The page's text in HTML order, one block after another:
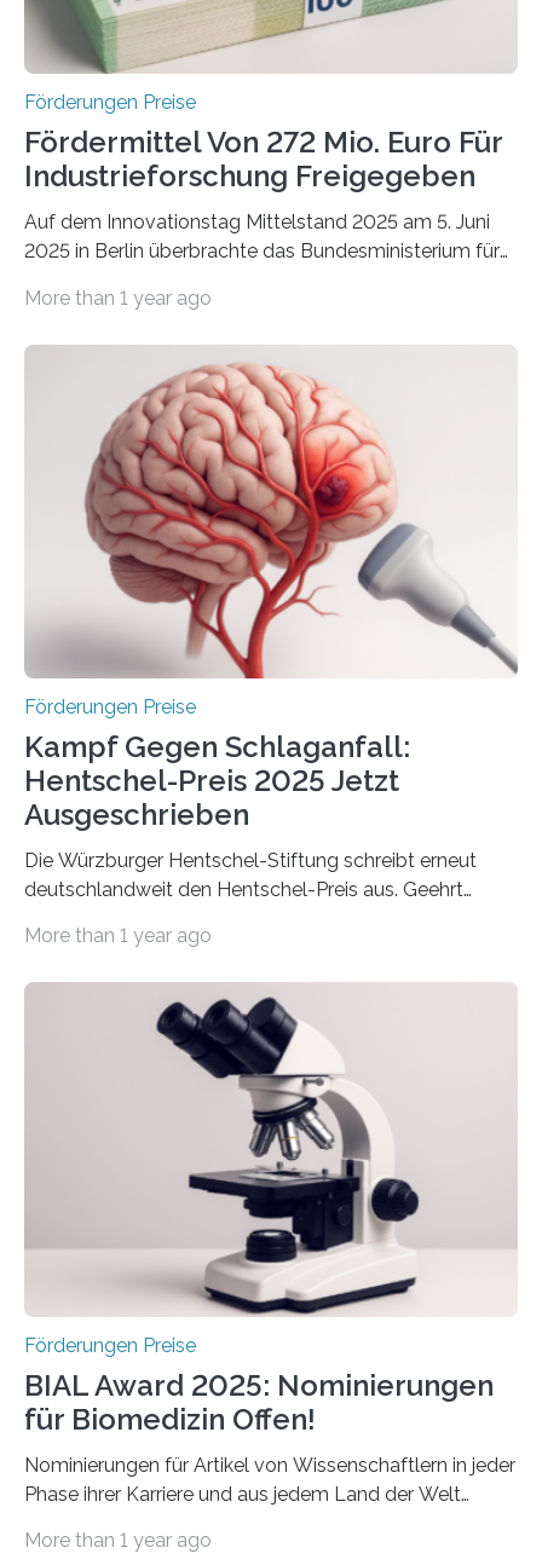
Förderungen Preise
Fördermittel Von 272 Mio. Euro Für
Industrieforschung Freigegeben
Auf dem Innovationstag Mittelstand 2025 am 5. Juni
2025 in Berlin überbrachte das Bundesministerium für
Überplanmäßige Verpflichtungsermächtigungen in
Woche vom Haushaltsausschuss freigegeben – unter
anderem zur Unterstützung der
Industrieforschungsprogramme Industrielle
Gemeinschaftsforschung (IGF), Zentrales
Innovationsprogramm Mittelstand (ZIM) und
Innovationskompetenz INNO-KOM. Auf dem
Innovationstag Mittelstand 2025 am 5. Juni 2025 in
Berlin überbrachte das Bundesministerium für
Wirtschaft und Energie eine gute Nachricht:
Überplanmäßige Verpflichtungsermächtigungen in
More than 1 year ago
Förderungen Preise
Kampf Gegen Schlaganfall:
Hentschel-Preis 2025 Jetzt
Ausgeschrieben
Die Würzburger Hentschel-Stiftung schreibt erneut
deutschlandweit den Hentschel-Preis aus. Geehrt
hochrangige wissenschaftliche Publikation zum Thema
Schlaganfall“ mit Sitz in Würzburg fördert die
Schlaganfallforschung, um die Behandlung der
Betroffenen zu verbessern. Dazu schreibt sie auch in
diesem Jahr wieder deutschlandweit den Hentschel-
Preis aus. Er richtet sich gezielt an jüngere
Forscherinnen und Forscher unter 40 Jahren. Geehrt
werden soll eine herausragende Doktorarbeit oder eine
hochrangige wissenschaftliche Publikation zum Thema
More than 1 year ago
Förderungen Preise
BIAL Award 2025: Nominierungen
für Biomedizin Offen!
Nominierungen für Artikel von Wissenschaftlern in jeder
Phase ihrer Karriere und aus jedem Land der Welt
Leben gerufen, um die bemerkenswertesten
More than 1 year ago